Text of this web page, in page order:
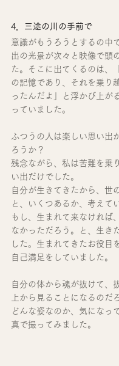
4．三途の川の手前で
意識がもうろうとするの中
出の光景が次々と映像で頭
た。そこに出てくるのは、
の記憶であり、それを乗り
ったんだよ」と浮かび上が
っていました。
ふつうの人は楽しい思い出
ろうか？
残念ながら、私は苦難を乗
い出だけでした。
自分が生きてきたから、世
と、いくつあるか、考えて
もし、生まれて来なければ
なかっただろう。と、生き
した。生まれてきたお役目
自己満足をしていました。
自分の体から魂が抜けて、
上から見ることになるのだ
どんな姿なのか、気になっ
真で撮ってみました。